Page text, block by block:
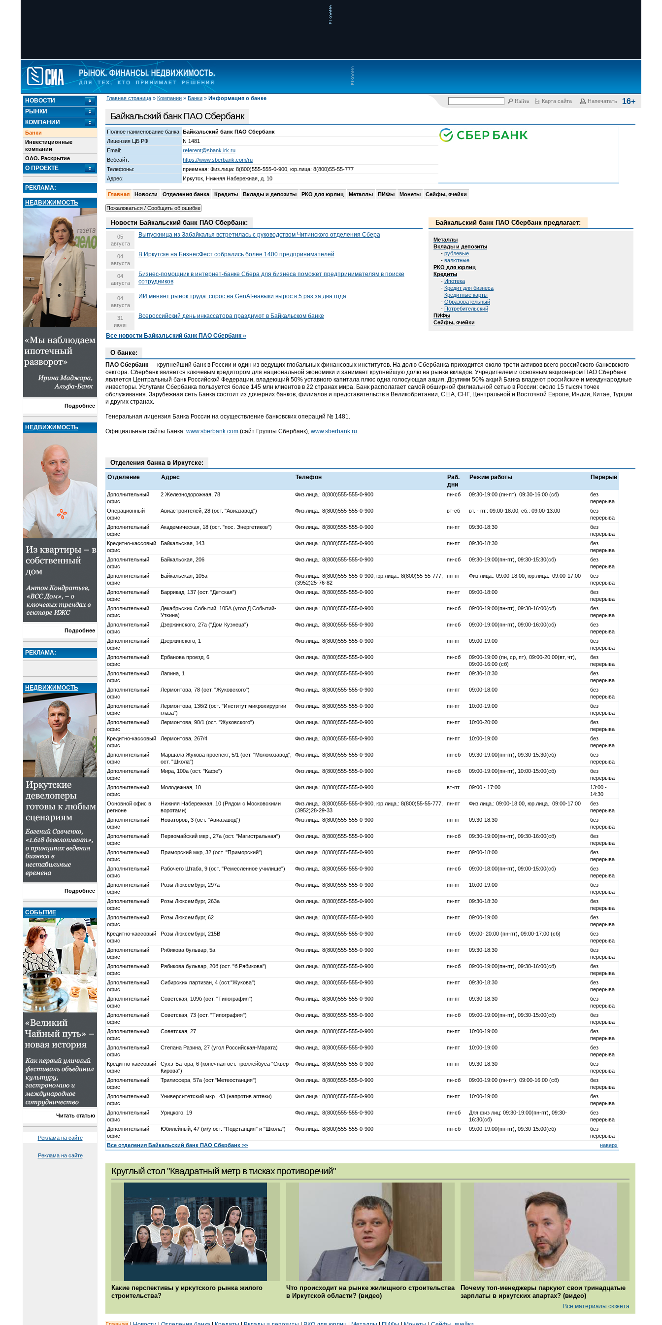
Главная страница » Компании » Банки » Информация о банке
Карта сайта Напечатать 16+
НОВОСТИ
РЫНКИ
КОМПАНИИ
Банки
Инвестиционные
компании
ОАО. Раскрытие
О ПРОЕКТЕ
РЕКЛАМА:
НЕДВИЖИМОСТЬ
Подробнее
НЕДВИЖИМОСТЬ
Подробнее
РЕКЛАМА:
НЕДВИЖИМОСТЬ
Подробнее
СОБЫТИЕ
Читать статью
Реклама на сайте
Реклама на сайте
Байкальский банк ПАО Сбербанк
Полное наименование банка: Байкальский банк ПАО Сбербанк
Лицензия ЦБ РФ:
N 1481
Email:
referent@sbank.irk.ru
Вебсайт:
https://www.sberbank.com/ru
Телефоны:
приемная: Физ.лица: 8(800)555-555-0-900, юр.лица: 8(800)55-55-777
Адрес:
Иркутск, Нижняя Набережная, д. 10
Главная Новости Отделения банка Кредиты Вклады и депозиты РКО для юрлиц Металлы ПИФы Монеты Сейфы, ячейки
Новости Байкальский банк ПАО Сбербанк:
05
августа
Выпускница из Забайкалья встретилась с руководством Читинского отделения Сбера
04
августа
В Иркутске на БизнесФест собрались более 1400 предпринимателей
04
августа
Бизнес-помощник в интернет-банке Сбера для бизнеса поможет предпринимателям в поиске
сотрудников
04
августа
ИИ меняет рынок труда: спрос на GenAI-навыки вырос в 5 раз за два года
31
июля
Всероссийский день инкассатора празднуют в Байкальском банке
Все новости Байкальский банк ПАО Сбербанк »
Байкальский банк ПАО Сбербанк предлагает:
Металлы
Вклады и депозиты
- рублевые
- валютные
РКО для юрлиц
Кредиты
- Ипотека
- Кредит для бизнеса
- Кредитные карты
- Образовательный
- Потребительский
ПИФы
Сейфы, ячейки
О банке:
ПАО Сбербанк — крупнейший банк в России и один из ведущих глобальных финансовых институтов. На долю Сбербанка приходится около трети активов всего российского банковского
сектора. Сбербанк является ключевым кредитором для национальной экономики и занимает крупнейшую долю на рынке вкладов. Учредителем и основным акционером ПАО Сбербанк
является Центральный банк Российской Федерации, владеющий 50% уставного капитала плюс одна голосующая акция. Другими 50% акций Банка владеют российские и международные
инвесторы. Услугами Сбербанка пользуется более 145 млн клиентов в 22 странах мира. Банк располагает самой обширной филиальной сетью в России: около 15 тысяч точек
обслуживания. Зарубежная сеть Банка состоит из дочерних банков, филиалов и представительств в Великобритании, США, СНГ, Центральной и Восточной Европе, Индии, Китае, Турции
и других странах.
Генеральная лицензия Банка России на осуществление банковских операций № 1481.
Официальные сайты Банка: www.sberbank.com (сайт Группы Сбербанк), www.sberbank.ru.
Отделения банка в Иркутске:
Отделение Адрес Телефон
Раб.
дни
Режим работы Перерыв
Дополнительный
офис
2 Железнодорожная, 78 Физ.лица.: 8(800)555-555-0-900 пн-сб 09:30-19:00 (пн-пт), 09:30-16:00 (сб)
без
перерыва
Операционный
офис
Авиастроителей, 28 (ост. "Авиазавод") Физ.лица.: 8(800)555-555-0-900 вт-сб вт. - пт.: 09.00-18.00, сб.: 09:00-13:00
без
перерыва
Дополнительный
офис
Академическая, 18 (ост. "пос. Энергетиков") Физ.лица.: 8(800)555-555-0-900 пн-пт 09:30-18:30
без
перерыва
Кредитно-кассовый
офис
Байкальская, 143 Физ.лица.: 8(800)555-555-0-900 пн-пт 09:30-18:30
без
перерыва
Дополнительный
офис
Байкальская, 206 Физ.лица.: 8(800)555-555-0-900 пн-сб 09:30-19:00(пн-пт), 09:30-15:30(сб)
без
перерыва
Дополнительный
офис
Байкальская, 105а
Физ.лица.: 8(800)555-555-0-900, юр.лица.: 8(800)55-55-777,
(3952)25-76-82
пн-пт Физ.лица.: 09:00-18:00, юр.лица.: 09:00-17:00
без
перерыва
Дополнительный
офис
Баррикад, 137 (ост. "Детская") Физ.лица.: 8(800)555-555-0-900 пн-пт 09:00-18:00
без
перерыва
Дополнительный
офис
Декабрьских Событий, 105А (угол Д.Событий-
Уткина)
Физ.лица.: 8(800)555-555-0-900 пн-сб 09:00-19:00(пн-пт), 09:30-16:00(сб)
без
перерыва
Дополнительный
офис
Дзержинского, 27а ("Дом Кузнеца") Физ.лица.: 8(800)555-555-0-900 пн-сб 09:00-19:00(пн-пт), 09:00-16:00(сб)
без
перерыва
Дополнительный
офис
Дзержинского, 1 Физ.лица.: 8(800)555-555-0-900 пн-пт 09:00-19:00
без
перерыва
Дополнительный
офис
Ербанова проезд, 6 Физ.лица.: 8(800)555-555-0-900 пн-сб
09:00-19:00 (пн, ср, пт), 09:00-20:00(вт, чт),
09:00-16:00 (сб)
без
перерыва
Дополнительный
офис
Лапина, 1 Физ.лица.: 8(800)555-555-0-900 пн-пт 09:30-18:30
без
перерыва
Дополнительный
офис
Лермонтова, 78 (ост. "Жуковского") Физ.лица.: 8(800)555-555-0-900 пн-пт 09:00-18:00
без
перерыва
Дополнительный
офис
Лермонтова, 136/2 (ост. "Институт микрохирургии
глаза")
Физ.лица.: 8(800)555-555-0-900 пн-пт 10:00-19:00
без
перерыва
Дополнительный
офис
Лермонтова, 90/1 (ост. "Жуковского") Физ.лица.: 8(800)555-555-0-900 пн-пт 10:00-20:00
без
перерыва
Кредитно-кассовый
офис
Лермонтова, 267/4 Физ.лица.: 8(800)555-555-0-900 пн-пт 10:00-19:00
без
перерыва
Дополнительный
офис
Маршала Жукова проспект, 5/1 (ост. "Молокозавод",
ост. "Школа")
Физ.лица.: 8(800)555-555-0-900 пн-сб 09:30-19:00(пн-пт), 09:30-15:30(сб)
без
перерыва
Дополнительный
офис
Мира, 100а (ост. "Кафе") Физ.лица.: 8(800)555-555-0-900 пн-сб 09:00-19:00(пн-пт), 10:00-15:00(сб)
без
перерыва
Дополнительный
офис
Молодежная, 10 Физ.лица.: 8(800)555-555-0-900 вт-пт 09:00 - 17:00
13:00 -
14:30
Основной офис в
регионе
Нижняя Набережная, 10 (Рядом с Московскими
воротами)
Физ.лица.: 8(800)555-555-0-900, юр.лица.: 8(800)55-55-777,
(3952)28-29-33
пн-пт Физ.лица.: 09:00-18:00, юр.лица.: 09:00-17:00
без
перерыва
Дополнительный
офис
Новаторов, 3 (ост. "Авиазавод") Физ.лица.: 8(800)555-555-0-900 пн-пт 09:30-18:30
без
перерыва
Дополнительный
офис
Первомайский мкр., 27а (ост. "Магистральная") Физ.лица.: 8(800)555-555-0-900 пн-сб 09:30-19:00(пн-пт), 09:30-16:00(сб)
без
перерыва
Дополнительный
офис
Приморский мкр, 32 (ост. "Приморский") Физ.лица.: 8(800)555-555-0-900 пн-пт 09:00-18:00
без
перерыва
Дополнительный
офис
Рабочего Штаба, 9 (ост. "Ремесленное училище") Физ.лица.: 8(800)555-555-0-900 пн-сб 09:00-18:00(пн-пт), 09:00-15:00(сб)
без
перерыва
Дополнительный
офис
Розы Люксембург, 297а Физ.лица.: 8(800)555-555-0-900 пн-пт 10:00-19:00
без
перерыва
Дополнительный
офис
Розы Люксембург, 263а Физ.лица.: 8(800)555-555-0-900 пн-пт 09:30-18:30
без
перерыва
Дополнительный
офис
Розы Люксембург, 62 Физ.лица.: 8(800)555-555-0-900 пн-пт 09:00-19:00
без
перерыва
Кредитно-кассовый
офис
Розы Люксембург, 215В Физ.лица.: 8(800)555-555-0-900 пн-сб 09:00- 20:00 (пн-пт), 09:00-17:00 (сб)
без
перерыва
Дополнительный
офис
Рябикова бульвар, 5а Физ.лица.: 8(800)555-555-0-900 пн-пт 09:30-18:30
без
перерыва
Дополнительный
офис
Рябикова бульвар, 20б (ост. "б.Рябикова") Физ.лица.: 8(800)555-555-0-900 пн-сб 09:00-19:00(пн-пт), 09:30-16:00(сб)
без
перерыва
Дополнительный
офис
Сибирских партизан, 4 (ост."Жукова") Физ.лица.: 8(800)555-555-0-900 пн-пт 09:30-18:30
без
перерыва
Дополнительный
офис
Советская, 109б (ост. "Типография") Физ.лица.: 8(800)555-555-0-900 пн-пт 09:30-18:30
без
перерыва
Дополнительный
офис
Советская, 73 (ост. "Типография") Физ.лица.: 8(800)555-555-0-900 пн-сб 09:00-19:00(пн-пт), 09:30-15:00(сб)
без
перерыва
Дополнительный
офис
Советская, 27 Физ.лица.: 8(800)555-555-0-900 пн-пт 10:00-19:00
без
перерыва
Дополнительный
офис
Степана Разина, 27 (угол Российская-Марата) Физ.лица.: 8(800)555-555-0-900 пн-пт 10:00-19:00
без
перерыва
Кредитно-кассовый
офис
Сухэ-Батора, 6 (конечная ост. троллейбуса "Сквер
Кирова")
Физ.лица.: 8(800)555-555-0-900 пн-пт 09.30-18.30
без
перерыва
Дополнительный
офис
Трилиссера, 57а (ост."Метеостанция") Физ.лица.: 8(800)555-555-0-900 пн-сб 09:00-19:00 (пн-пт), 09:00-16:00 (сб)
без
перерыва
Дополнительный
офис
Университетский мкр., 43 (напротив аптеки) Физ.лица.: 8(800)555-555-0-900 пн-пт 10:00-19:00
без
перерыва
Дополнительный
офис
Урицкого, 19 Физ.лица.: 8(800)555-555-0-900 пн-сб
Для физ лиц: 09:30-19:00(пн-пт), 09:30-
16:30(сб)
без
перерыва
Дополнительный
офис
Юбилейный, 47 (м/у ост. "Подстанция" и "Школа") Физ.лица.: 8(800)555-555-0-900 пн-сб 09:00-19:00(пн-пт), 09:30-15:00(сб)
без
перерыва
Все отделения Байкальский банк ПАО Сбербанк >>
наверх
Круглый стол "Квадратный метр в тисках противоречий"
Какие перспективы у иркутского рынка жилого
строительства?
Что происходит на рынке жилищного строительства
в Иркутской области? (видео)
Почему топ-менеджеры паркуют свои тринадцатые
зарплаты в иркутских апартах? (видео)
Все материалы сюжета